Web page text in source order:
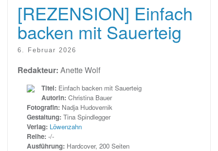
[REZENSION] Einfach
backen mit Sauerteig
6. Februar 2026
Redakteur: Anette Wolf
Titel: Einfach backen mit Sauerteig
Autorin: Christina Bauer
Fotografin: Nadja Hudovernik
Gestaltung: Tina Spindlegger
Verlag: Löwenzahn
Reihe: -/-
Ausführung: Hardcover, 200 Seiten